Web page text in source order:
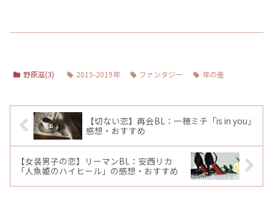
野原滋(3) 2015-2019年 ファンタジー 年の差
【切ない恋】再会BL：一穂ミチ「is in you」
感想・おすすめ
【女装男子の恋】リーマンBL：安西リカ
「人魚姫のハイヒール」の感想・おすすめ